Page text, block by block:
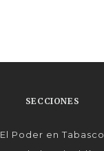
SECCIONES
El Poder en Tabasco